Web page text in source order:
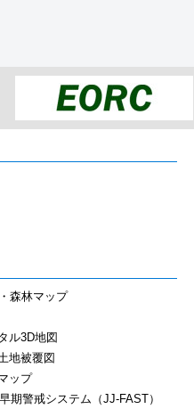
森林マップ
ル3D地図
地被覆図
ップ
期警戒システム（JJ-FAST）